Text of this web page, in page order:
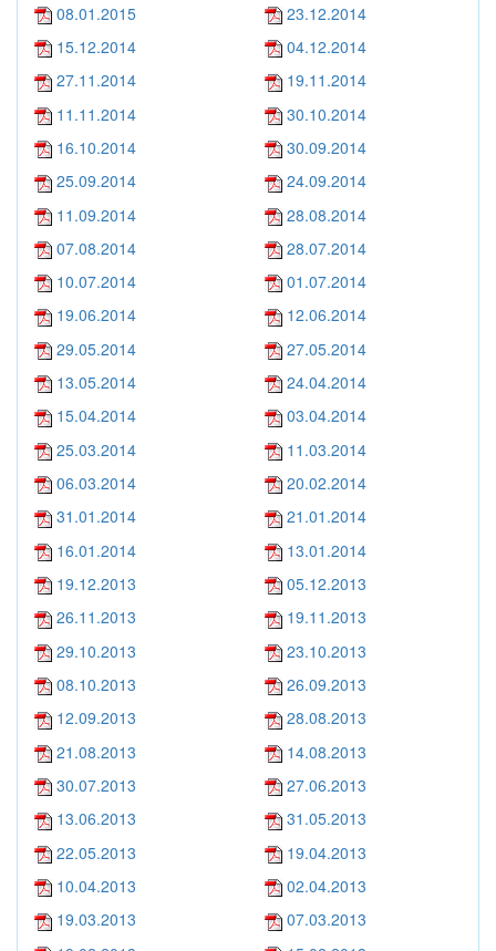
08.01.2015
23.12.2014
15.12.2014
04.12.2014
27.11.2014
19.11.2014
11.11.2014
30.10.2014
16.10.2014
30.09.2014
25.09.2014
24.09.2014
11.09.2014
28.08.2014
07.08.2014
28.07.2014
10.07.2014
01.07.2014
19.06.2014
12.06.2014
29.05.2014
27.05.2014
13.05.2014
24.04.2014
15.04.2014
03.04.2014
25.03.2014
11.03.2014
06.03.2014
20.02.2014
31.01.2014
21.01.2014
16.01.2014
13.01.2014
19.12.2013
05.12.2013
26.11.2013
19.11.2013
29.10.2013
23.10.2013
08.10.2013
26.09.2013
12.09.2013
28.08.2013
21.08.2013
14.08.2013
30.07.2013
27.06.2013
13.06.2013
31.05.2013
22.05.2013
19.04.2013
10.04.2013
02.04.2013
19.03.2013
07.03.2013